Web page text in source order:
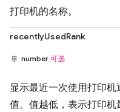
打印机的名称。
recentlyUsedRank
number 可选
显示最近一次使用打印
值。值越低，表示打印